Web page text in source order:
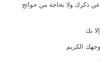
ذكرك ولا بحاجة من حوائج
بك
الكريم